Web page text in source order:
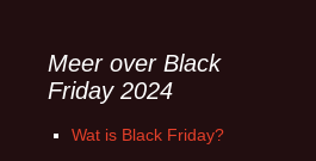
Meer over Black
Friday 2024
Wat is Black Friday?